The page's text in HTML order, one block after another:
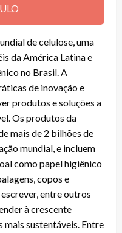
de celulose, uma
da América Latina e
no Brasil. A
de inovação e
produtos e soluções a
Os produtos da
mais de 2 bilhões de
mundial, e incluem
como papel higiênico
copos e
entre outros
à crescente
mais sustentáveis. Entre